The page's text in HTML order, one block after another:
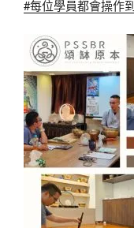
#每位學員都會操作